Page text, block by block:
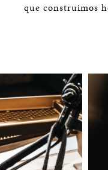
que construimos